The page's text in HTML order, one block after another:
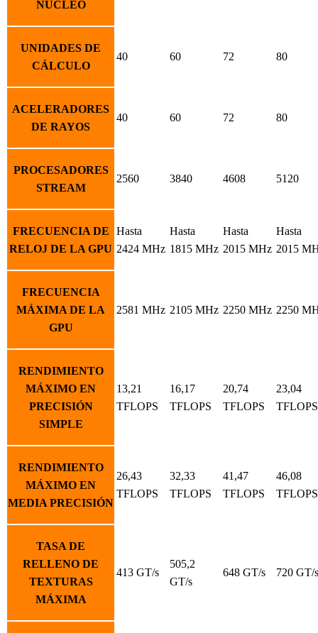
NÚCLEO
UNIDADES DE
CÁLCULO
40 60 72 80
ACELERADORES
DE RAYOS
40 60 72 80
PROCESADORES
STREAM
2560 3840 4608 5120
FRECUENCIA DE
RELOJ DE LA GPU
Hasta
2424 MHz
Hasta
1815 MHz
Hasta
2015 MHz
Hasta
2015
FRECUENCIA
MÁXIMA DE LA
GPU
2581 MHz 2105 MHz 2250 MHz 2250
RENDIMIENTO
MÁXIMO EN
PRECISIÓN
SIMPLE
13,21
TFLOPS
16,17
TFLOPS
20,74
TFLOPS
23,04
TFLOPS
RENDIMIENTO
MÁXIMO EN
MEDIA PRECISIÓN
26,43
TFLOPS
32,33
TFLOPS
41,47
TFLOPS
46,08
TFLOPS
TASA DE
RELLENO DE
TEXTURAS
MÁXIMA
413 GT/s
505,2
GT/s
648 GT/s 720 GT/s